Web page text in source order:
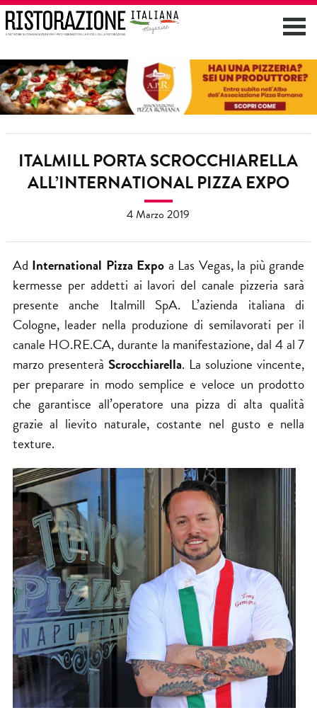
ITALMILL PORTA SCROCCHIARELLA
ALL’INTERNATIONAL PIZZA EXPO
4 Marzo 2019
Ad International Pizza Expo a Las Vegas, la più grande
kermesse per addetti ai lavori del canale pizzeria sarà
presente anche Italmill SpA. L’azienda italiana di
Cologne, leader nella produzione di semilavorati per il
canale HO.RE.CA, durante la manifestazione, dal 4 al 7
marzo presenterà Scrocchiarella. La soluzione vincente,
per preparare in modo semplice e veloce un prodotto
che garantisce all’operatore una pizza di alta qualità
grazie al lievito naturale, costante nel gusto e nella
texture.